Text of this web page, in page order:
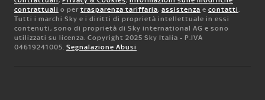
contrattuali o per trasparenza tariffaria, assistenza e contatti.
Tutti i marchi Sky e i diritti di proprietà intellettuale in essi
contenuti, sono di proprietà di Sky international AG e sono
utilizzati su licenza. Copyright 2025 Sky Italia - P.IVA
04619241005. Segnalazione Abusi